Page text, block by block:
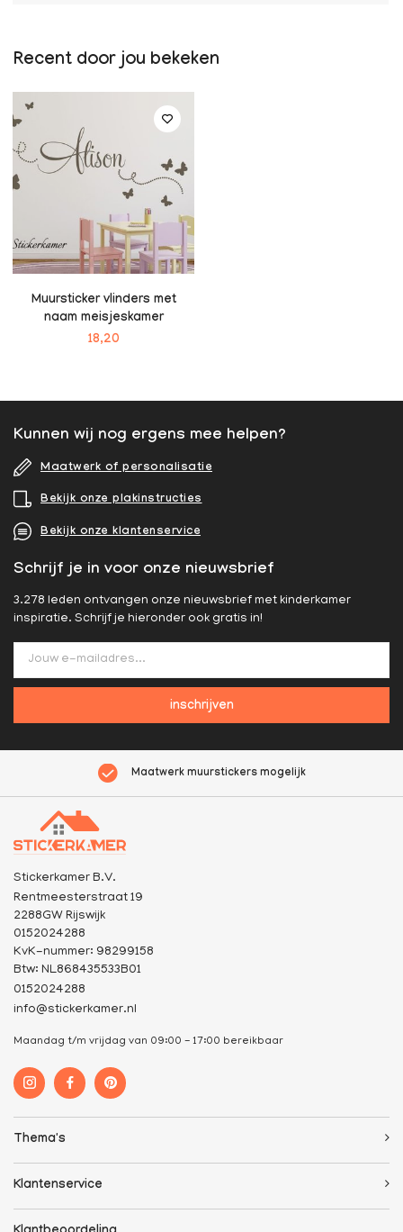
Recent door jou bekeken
Muursticker vlinders met
naam meisjeskamer
18,20
Kunnen wij nog ergens mee helpen?
Maatwerk of personalisatie
Bekijk onze plakinstructies
Bekijk onze klantenservice
Schrijf je in voor onze nieuwsbrief
3.278 leden ontvangen onze nieuwsbrief met kinderkamer
inspiratie. Schrijf je hieronder ook gratis in!
inschrijven
Maatwerk muurstickers mogelijk
Stickerkamer B.V.
Rentmeesterstraat 19
2288GW Rijswijk
0152024288
KvK-nummer: 98299158
Btw: NL868435533B01
0152024288
info@stickerkamer.nl
Maandag t/m vrijdag van 09:00 - 17:00 bereikbaar
Thema's
Klantenservice